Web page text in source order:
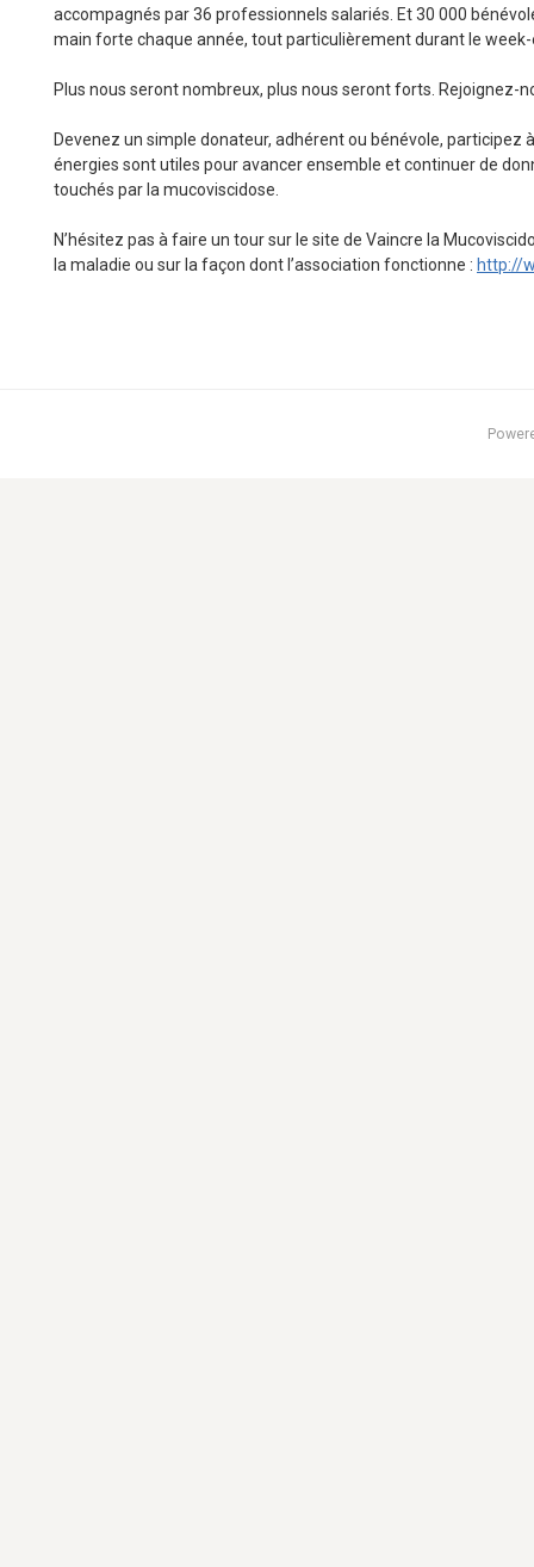
accompagnés par 36 professionnels salariés. Et 30 000
main forte chaque année, tout particulièrement durant le week-
Plus nous seront nombreux, plus nous seront forts. Rejoignez-
Devenez un simple donateur, adhérent ou bénévole, participez
énergies sont utiles pour avancer ensemble et continuer de
touchés par la mucoviscidose.
N’hésitez pas à faire un tour sur le site de Vaincre la
la maladie ou sur la façon dont l’association fonctionne : http://